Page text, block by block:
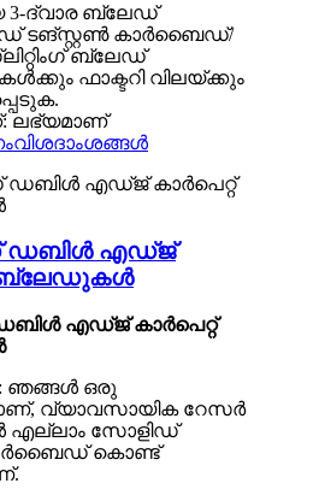
3-ദ്വാര ബ്ലേഡ്
ടങ്സ്റ്റൺ കാർബൈഡ്/
ബ്ലേഡ്
ഫാക്ടറി വിലയ്ക്കും
ലഭ്യമാണ്
വിശദാംശങ്ങൾ
ഡബിൾ എഡ്ജ്
ബ്ലേഡുകൾ
എഡ്ജ് കാർപെറ്റ്
ഞങ്ങൾ ഒരു
വ്യാവസായിക റേസർ
സോളിഡ്
കൊണ്ട്